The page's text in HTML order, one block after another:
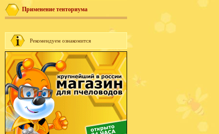
Применение тенториума
Рекомендуем ознакомится